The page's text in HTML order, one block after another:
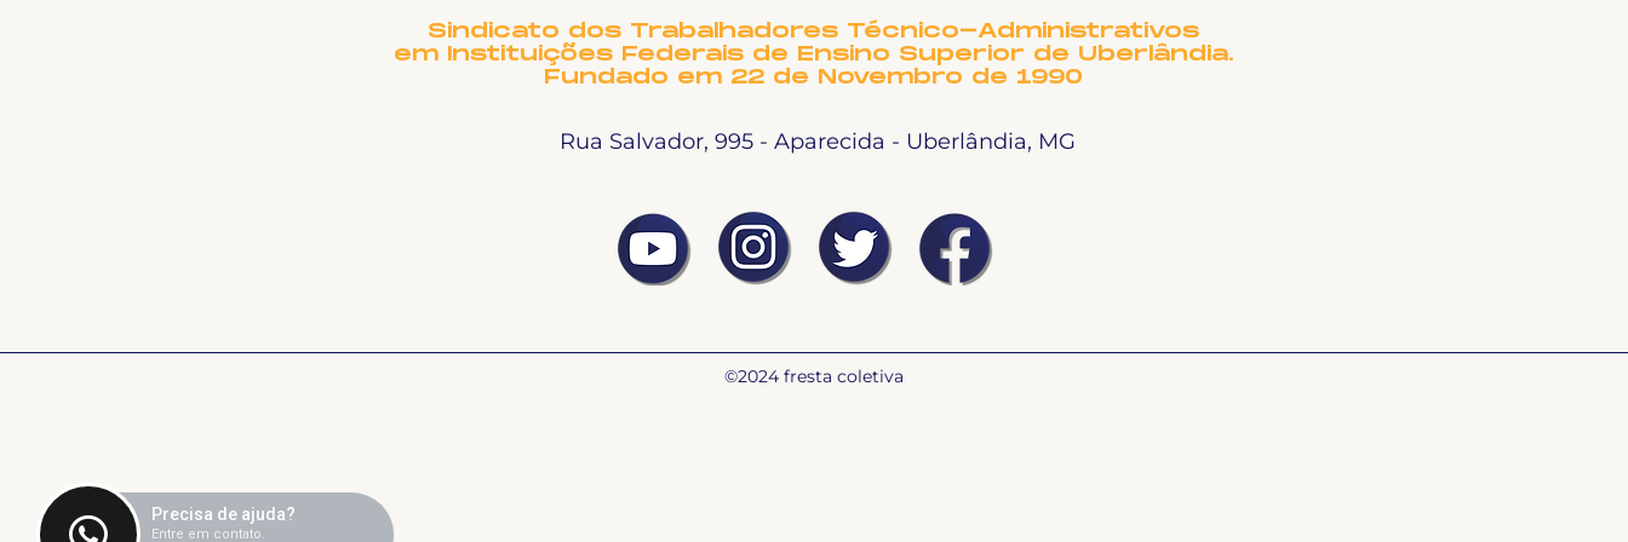
NOME?
Sindicato dos Trabalhadores Técnico-Administrativos
em Instituições Federais de Ensino Superior de Uberlândia.
Fundado em 22 de Novembro de 1990
Rua Salvador, 995 - Aparecida - Uberlândia, MG
©2024 fresta coletiva
Precisa de ajuda?
Entre em contato.